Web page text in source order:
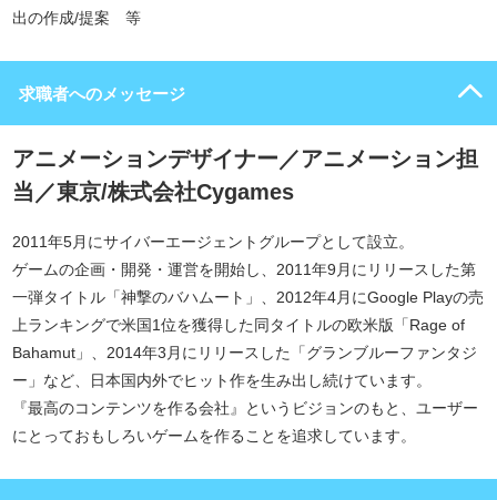
出の作成/提案 等
求職者へのメッセージ
アニメーションデザイナー／アニメーション担
当／東京/株式会社Cygames
2011年5月にサイバーエージェントグループとして設立。
ゲームの企画・開発・運営を開始し、2011年9月にリリースした第
一弾タイトル「神撃のバハムート」、2012年4月にGoogle Playの売
上ランキングで米国1位を獲得した同タイトルの欧米版「Rage of
Bahamut」、2014年3月にリリースした「グランブルーファンタジ
ー」など、日本国内外でヒット作を生み出し続けています。
『最高のコンテンツを作る会社』というビジョンのもと、ユーザー
にとっておもしろいゲームを作ることを追求しています。